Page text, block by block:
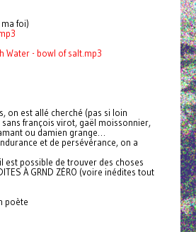
foi)
Water - bowl of salt.mp3
on est allé cherché (pas si loin
françois virot, gaël moissonnier,
ou damien grange…
et de persévérance, on a
est possible de trouver des choses
À GRND ZÉRO (voire inédites tout
poète